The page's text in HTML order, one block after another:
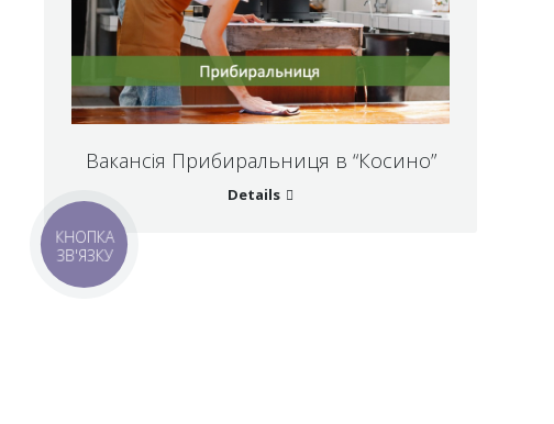
Вакансія Прибиральниця в “Косино”
Details
КНОПКА
ЗВ'ЯЗКУ